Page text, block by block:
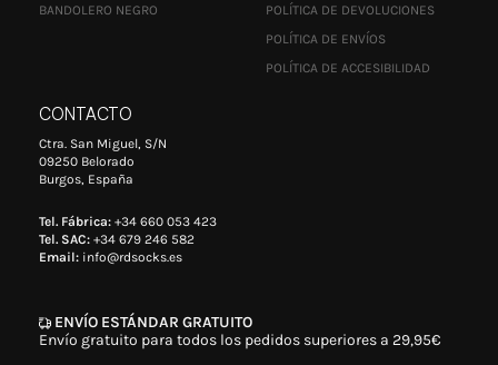
BANDOLERO NEGRO
POLÍTICA DE DEVOLUCIONES
POLÍTICA DE ENVÍOS
POLÍTICA DE ACCESIBILIDAD
CONTACTO
Ctra. San Miguel, S/N
09250 Belorado
Burgos, España
Tel. Fábrica: +34 660 053 423
Tel. SAC: +34 679 246 582
Email: info@rdsocks.es
ENVÍO ESTÁNDAR GRATUITO
Envío gratuito para todos los pedidos superiores a 29,95€